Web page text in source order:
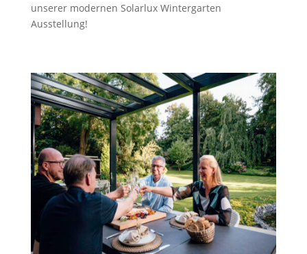
unserer modernen Solarlux Wintergarten
Ausstellung!